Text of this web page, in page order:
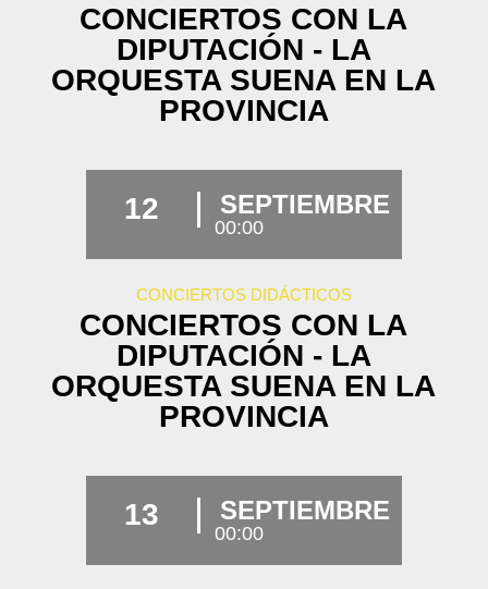
CONCIERTOS CON LA
DIPUTACIÓN - LA
ORQUESTA SUENA EN LA
PROVINCIA
12 SEPTIEMBRE
00:00
CONCIERTOS DIDÁCTICOS
CONCIERTOS CON LA
DIPUTACIÓN - LA
ORQUESTA SUENA EN LA
PROVINCIA
13 SEPTIEMBRE
00:00